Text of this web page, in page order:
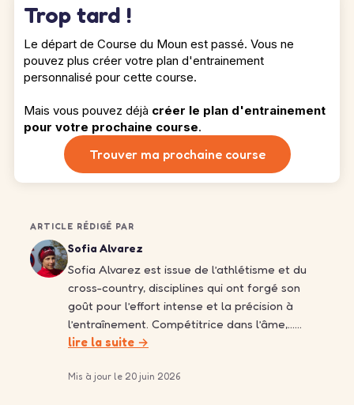
Trop tard !
Le départ de Course du Moun est passé. Vous ne
pouvez plus créer votre plan d'entrainement
personnalisé pour cette course.
Mais vous pouvez déjà créer le plan d'entrainement
pour votre prochaine course.
Trouver ma prochaine course
ARTICLE RÉDIGÉ PAR
Sofia Alvarez
Sofia Alvarez est issue de l’athlétisme et du
cross-country, disciplines qui ont forgé son
goût pour l’effort intense et la précision à
l’entraînement. Compétitrice dans l’âme,……
lire la suite →
Mis à jour le 20 juin 2026